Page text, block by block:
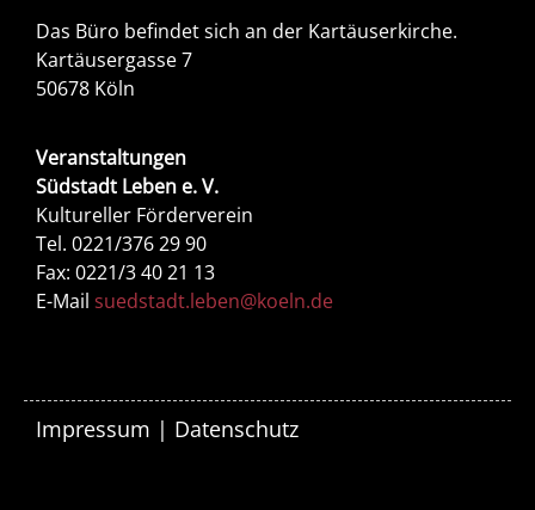
Das Büro befindet sich an der Kartäuserkirche.
Kartäusergasse 7
50678 Köln
Veranstaltungen
Südstadt Leben e. V.
Kultureller Förderverein
Tel. 0221/376 29 90
Fax: 0221/3 40 21 13
E-Mail suedstadt.leben@koeln.de
Impressum | Datenschutz